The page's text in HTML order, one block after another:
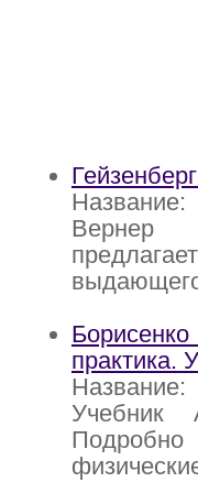
Вернер
практика.
Учебник